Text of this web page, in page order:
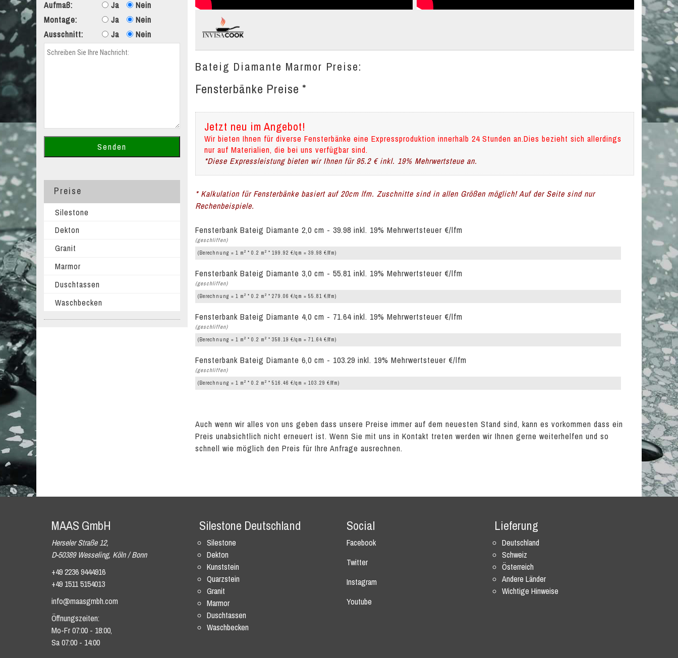
Bateig Diamante Marmor Preise:
Fensterbänke Preise *
Jetzt neu im Angebot!
Wir bieten Ihnen für diverse Fensterbänke eine Expressproduktion innerhalb 24 Stunden an.Dies bezieht sich allerdings
nur auf Materialien, die bei uns verfügbar sind.
*Diese Expressleistung bieten wir Ihnen für 95.2 € inkl. 19% Mehrwertsteue an.
* Kalkulation für Fensterbänke basiert auf 20cm lfm. Zuschnitte sind in allen Größen möglich! Auf der Seite sind nur
Rechenbeispiele.
Fensterbank Bateig Diamante 2,0 cm - 39.98 inkl. 19% Mehrwertsteuer €/lfm
(geschliffen)
(Berechnung = 1 m 2 * 0.2 m 2 * 199.92 €/qm = 39.98 €/lfm)
Fensterbank Bateig Diamante 3,0 cm - 55.81 inkl. 19% Mehrwertsteuer €/lfm
(geschliffen)
(Berechnung = 1 m 2 * 0.2 m 2 * 279.06 €/qm = 55.81 €/lfm)
Fensterbank Bateig Diamante 4,0 cm - 71.64 inkl. 19% Mehrwertsteuer €/lfm
(geschliffen)
(Berechnung = 1 m 2 * 0.2 m 2 * 358.19 €/qm = 71.64 €/lfm)
Fensterbank Bateig Diamante 6,0 cm - 103.29 inkl. 19% Mehrwertsteuer €/lfm
(geschliffen)
(Berechnung = 1 m 2 * 0.2 m 2 * 516.46 €/qm = 103.29 €/lfm)
Auch wenn wir alles von uns geben dass unsere Preise immer auf dem neuesten Stand sind, kann es vorkommen dass ein
Preis unabsichtlich nicht erneuert ist. Wenn Sie mit uns in Kontakt treten werden wir Ihnen gerne weiterhelfen und so
schnell wie möglich den Preis für Ihre Anfrage ausrechnen.
Aufmaß: Ja
Nein
Montage:
Ja
Nein
Ausschnitt:
Ja Nein
Preise
Silestone
Dekton
Granit
Marmor
Duschtassen
Waschbecken
MAAS GmbH
Herseler Straße 12,
D-50389 Wesseling, Köln / Bonn
+49 2236 9444916
+49 1511 5154013
info@maasgmbh.com
Öffnungszeiten:
Mo-Fr 07:00 - 18:00,
Sa 07:00 - 14:00
Silestone Deutschland
Silestone
Dekton
Kunststein
Quarzstein
Granit
Marmor
Duschtassen
Waschbecken
Social
Facebook
Twitter
Instagram
Youtube
Lieferung
Deutschland
Schweiz
Österreich
Andere Länder
Wichtige Hinweise